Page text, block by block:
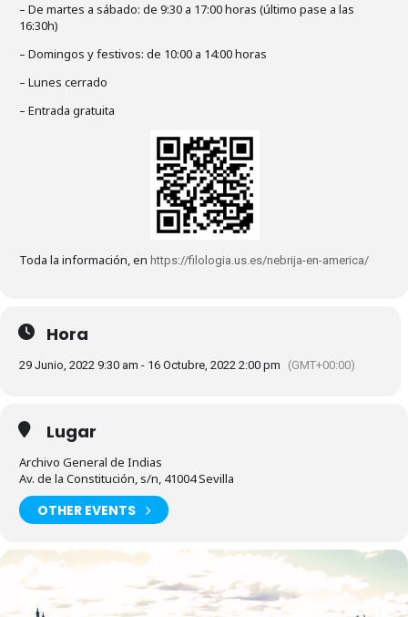
– De martes a sábado: de 9:30 a 17:00 horas (último pase a las
16:30h)
– Domingos y festivos: de 10:00 a 14:00 horas
– Lunes cerrado
– Entrada gratuita
Toda la información, en https://filologia.us.es/nebrija-en-america/
Hora
29 Junio, 2022 9:30 am - 16 Octubre, 2022 2:00 pm (GMT+00:00)
Lugar
Archivo General de Indias
Av. de la Constitución, s/n, 41004 Sevilla
OTHER EVENTS